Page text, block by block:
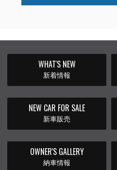
WHAT'S NEW
新着情報
NEW CAR FOR SALE
新車販売
OWNER'S GALLERY
納車情報